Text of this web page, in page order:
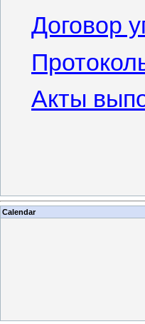
Договор
Акты
Calendar